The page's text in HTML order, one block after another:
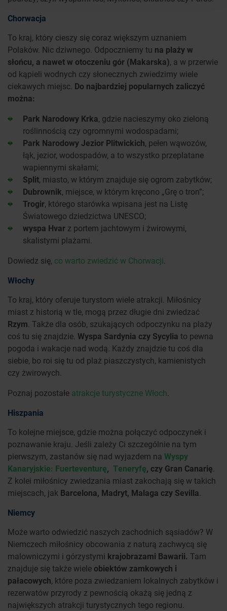
Chorwacja
To kraj, który cieszy się coraz większym uznaniem
Polaków. Nic dziwnego. Odpoczniemy tu na plaży w
słońcu, a nawet w otoczeniu gór (Makarska), a w przerwie
od kąpieli wodnych czy słonecznych zwiedzimy wiele
ciekawych miejsc. Do najbardziej popularnych zaliczyć
można:
Park Narodowy Krka, gdzie nacieszymy oko zieloną
roślinnością czy ogromnymi wodospadami;
Park Narodowy Jezior Plitwickich, pełen wąwozów,
łąk, jezior, wodospadów, a to wszystko przeplatane
wapiennymi skałami;
Split, miasto, w którym znajduje się ogrom zabytków;
Dubrownik, miejsce, w którym kręcono „Grę o tron”;
Trogir, którego starówka wpisana jest na Listę
Światowego dziedzictwa UNESCO;
wyspa Hvar z portem jachtowym i żwirowymi,
skalistymi plażami.
Dowiedz się, co warto zwiedzić w Chorwacji.
Włochy
To kraj, który oferuje turystom wiele atrakcji. Miłośnicy
miast z historią w tle, mogą przez długie dni zwiedzać
Rzym. Także dla osób, szukających odpoczynku na plaży
coś tu się znajdzie. Wyspa Sardynia czy Sycylia to pewna
pogoda i wakacje nad wodą. Każdy znajdzie tu coś dla
siebie, bo roi się tu od plaż piaszczystych, kamienistych
czy żwirowych.
Poznaj pozostałe atrakcje turystyczne Włoch.
Hiszpania
To kolejne miejsce, gdzie można połączyć odpoczynek i
poznawanie kraju. Jeśli zależy Ci szczególnie na tym
pierwszym, zastanów się nad wyjazdem na Wyspy
Kanaryjskie: Fuerteventurę, Teneryfę, czy Gran Canarię.
Z kolei miłośnicy zwiedzania miast zakochają się w takich
miejscach, jak Barcelona, Madryt, Malaga czy Sevilla.
Niemcy
Może warto odwiedzić naszych zachodnich sąsiadów? W
Niemczech miłośnicy obcowania z naturą zachwycą się
malowniczymi i górzystymi krajobrazami Bawarii. Tam
znajduje się także wiele obiektów zamkowych i
pałacowych, które poza zwiedzaniem lokalnych zabytków i
rezerwatów przyrody z pewnością okażą się jedną z
największych atrakcji turystycznych tego regionu.